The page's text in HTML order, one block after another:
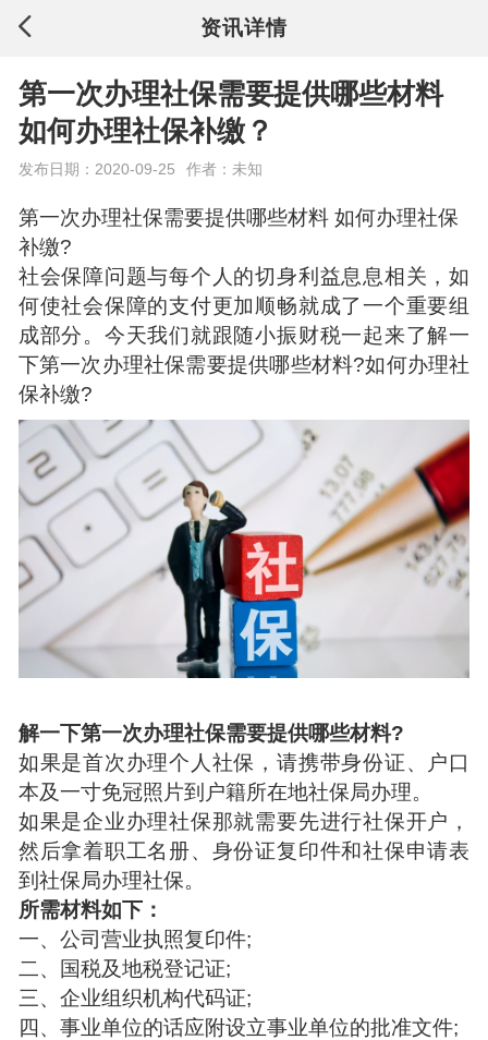
资讯详情
第一次办理社保需要提供哪些材料
如何办理社保补缴？
发布日期：2020-09-25 作者：未知
第一次办理社保需要提供哪些材料 如何办理社保
补缴?
社会保障问题与每个人的切身利益息息相关，如
何使社会保障的支付更加顺畅就成了一个重要组
成部分。今天我们就跟随小振财税一起来了解一
下第一次办理社保需要提供哪些材料?如何办理社
保补缴?
解一下第一次办理社保需要提供哪些材料?
如果是首次办理个人社保，请携带身份证、户口
本及一寸免冠照片到户籍所在地社保局办理。
如果是企业办理社保那就需要先进行社保开户，
然后拿着职工名册、身份证复印件和社保申请表
到社保局办理社保。
所需材料如下：
一、公司营业执照复印件;
二、国税及地税登记证;
三、企业组织机构代码证;
四、事业单位的话应附设立事业单位的批准文件;